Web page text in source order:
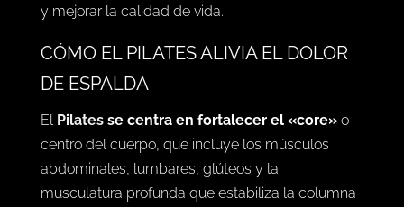
y mejorar la calidad de vida.
CÓMO EL PILATES ALIVIA EL DOLOR
DE ESPALDA
El Pilatesse centra en fortalecer el «core»o
centro del cuerpo, que incluye los músculos
abdominales, lumbares, glúteos y la
musculatura profunda que estabiliza la columna